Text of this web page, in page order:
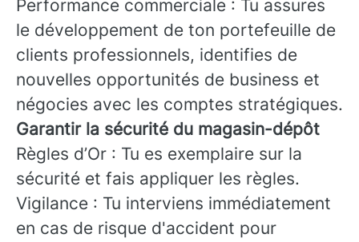
Performance commerciale : Tu assures
le développement de ton portefeuille de
clients professionnels, identifies de
nouvelles opportunités de business et
négocies avec les comptes stratégiques.
Garantir la sécurité du magasin-dépôt
Règles d’Or : Tu es exemplaire sur la
sécurité et fais appliquer les règles.
Vigilance : Tu interviens immédiatement
en cas de risque d'accident pour